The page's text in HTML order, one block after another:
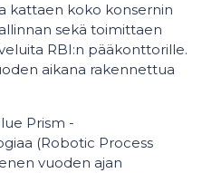
kattaen koko konsernin
sekä toimittaen
RBI:n pääkonttorille.
aikana rakennettua
Prism -
(Robotic Process
vuoden ajan